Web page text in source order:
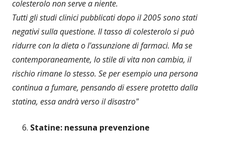
colesterolo non serve a niente.
Tutti gli studi clinici pubblicati dopo il 2005 sono stati
negativi sulla questione. Il tasso di colesterolo si può
ridurre con la dieta o l'assunzione di farmaci. Ma se
contemporaneamente, lo stile di vita non cambia, il
rischio rimane lo stesso. Se per esempio una persona
continua a fumare, pensando di essere protetto dalla
statina, essa andrà verso il disastro"
Statine: nessuna prevenzione